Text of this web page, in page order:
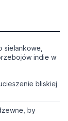
sielankowe,
indie w
bliskiej
by